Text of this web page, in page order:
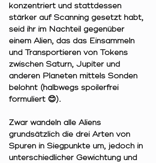
konzentriert und stattdessen
stärker auf Scanning gesetzt habt,
seid ihr im Nachteil gegenüber
einem Alien, das das Einsammeln
und Transportieren von Tokens
zwischen Saturn, Jupiter und
anderen Planeten mittels Sonden
belohnt (halbwegs spoilerfrei
formuliert 😊).
Zwar wandeln alle Aliens
grundsätzlich die drei Arten von
Spuren in Siegpunkte um, jedoch in
unterschiedlicher Gewichtung und